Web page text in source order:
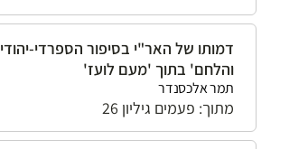
דמותו של האר"י בסיפור הספרדי-
והלחם' בתוך 'מעם לועז'
תמר אלכסנדר
מתוך: פעמים גיליון 26